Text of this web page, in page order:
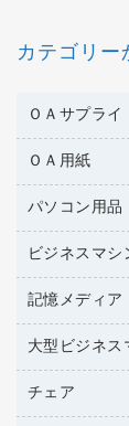
カテゴリー
ＯＡサプライ
互換イン
ワープロ
リサイク
リサイク
リサイク
ファクシ
トナーカ
ＯＡ用紙
名刺用紙
帳票用紙
ワープロ
ラベル用紙
プロッタ
ハガキ用
パソコン用品
パソコン
各種ケー
マウスパ
マウス
パソコン
ビジネスマシ
電話機
レーザー
メモリー
プロジェ
記憶メディア
ブルーレ
ＣＤ－Ｒ
大型ビジネス
プリンタ
チェア